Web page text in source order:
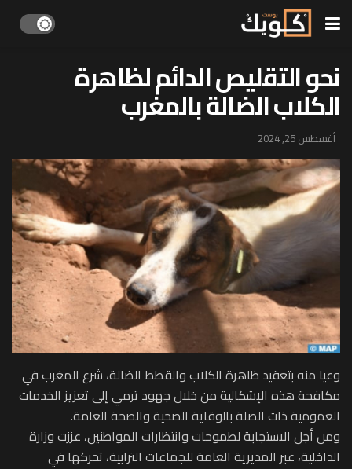
نحو التقليص الدائم لظاهرة
الكلاب الضالة بالمغرب
أغسطس 25, 2024
وعيا منه بتعقيد ظاهرة الكلاب والقطط الضالة، شرع المغرب في
مكافحة هذه الإشكالية من خلال جهود ترمي إلى تعزيز الخدمات
العمومية ذات الصلة بالوقاية الصحية والصحة العامة.
ومن أجل الاستجابة لطموحات وانتظارات المواطنين، عززت وزارة
الداخلية، عبر المديرية العامة للجماعات الترابية، تحركها في